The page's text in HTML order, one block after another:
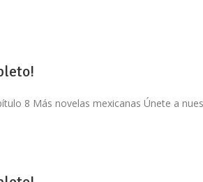
8 Más novelas mexicanas Únete a